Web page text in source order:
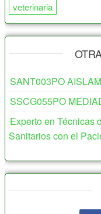
veterinaria
SANT003PO
SSCG055PO
Experto en Técnicas
Sanitarios con el